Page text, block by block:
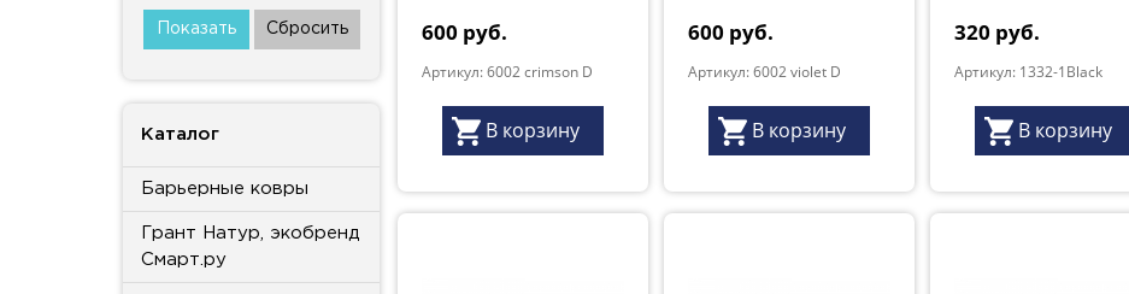
Каталог
Барьерные ковры
Грант Натур, экобренд
Смарт.ру
600 руб.
Артикул: 6002 crimson D
В корзину
600 руб.
Артикул: 6002 violet D
В корзину
320 руб.
Артикул: 1332-1Black
В корзину